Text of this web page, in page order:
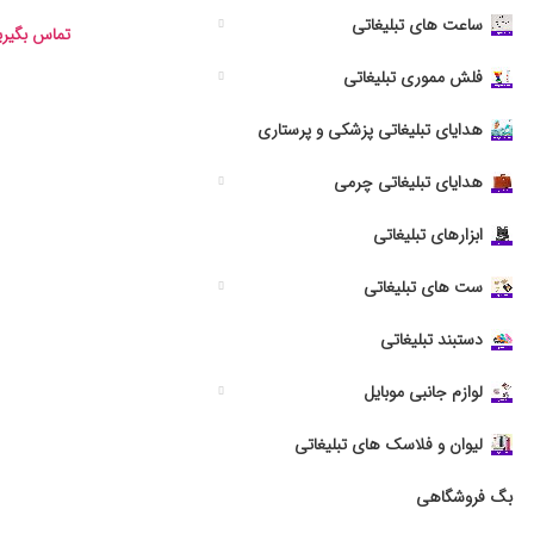
ساعت های تبلیغاتی
فلش مموری تبلیغاتی
هدایای تبلیغاتی پزشکی و پرستاری
هدایای تبلیغاتی چرمی
ابزارهای تبلیغاتی
ست های تبلیغاتی
دستبند تبلیغاتی
لوازم جانبی موبایل
لیوان و فلاسک های تبلیغاتی
بگ فروشگاهی
تماس